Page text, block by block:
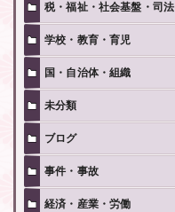
税・福祉・社会基盤・司法
学校・教育・育児
国・自治体・組織
未分類
ブログ
事件・事故
経済・産業・労働